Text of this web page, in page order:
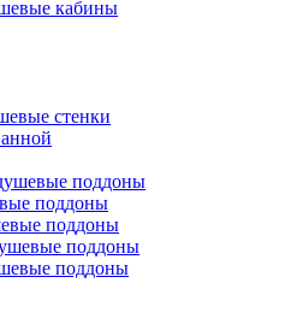
кабины
стенки
поддоны
поддоны
поддоны
поддоны
поддоны